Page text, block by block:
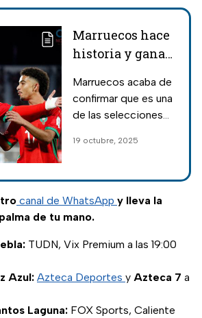
Marruecos hace
historia y gana
20; las joyas a
seguir de su
Marruecos acaba de
confirmar que es una
de las selecciones
proyectos juveniles
Mundial Sub 20 a
Argentina.
19 octubre, 2025
canal de WhatsApp y lleva la
de tu mano.
TUDN, Vix Premium a las 19:00
Azul: Azteca Deportes y Azteca 7 a
Laguna: FOX Sports, Caliente